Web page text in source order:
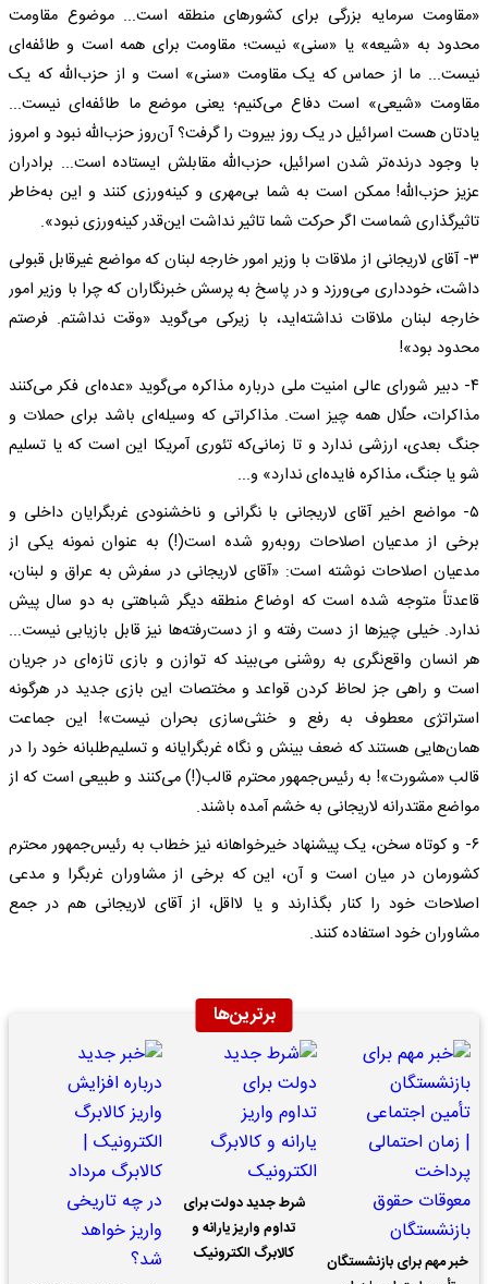
«مقاومت سرمایه بزرگی برای کشورهای منطقه است... موضوع مقاومت
محدود به «شیعه» یا «سنی» نیست؛ مقاومت برای همه است و طائفه‌ای
نیست... ما از حماس که یک مقاومت «سنی» است و از حزب‌الله که یک
مقاومت «شیعی» است دفاع می‌کنیم؛ یعنی موضع ما طائفه‌ای نیست...
یادتان هست اسرائیل در یک روز بیروت را گرفت؟ آن‌روز حزب‌الله نبود و امروز
با وجود درنده‌تر شدن اسرائیل، حزب‌الله مقابلش ایستاده است... برادران
عزیز حزب‌الله! ممکن است به شما بی‌مهری و کینه‌ورزی کنند و این به‌خاطر
تاثیرگذاری شماست اگر حرکت شما تاثیر نداشت این‌قدر کینه‌ورزی نبود».
۳- آقای لاریجانی از ملاقات با وزیر امور خارجه لبنان که مواضع غیر‌قابل قبولی
داشت، خودداری می‌ورزد و در پاسخ به پرسش خبرنگاران که چرا با وزیر امور
خارجه لبنان ملاقات نداشته‌اید، با زیرکی می‌گوید «‌وقت نداشتم. فرصتم
محدود بود»!
۴- دبیر شورای عالی امنیت ملی در‌باره مذاکره می‌گوید «‌عده‌ای فکر می‌کنند
مذاکرات، حلّال همه چیز است. مذاکراتی که وسیله‌ای باشد برای حملات و
جنگ بعدی، ارزشی ندارد و تا زمانی‌که تئوری آمریکا این است که یا تسلیم
شو یا جنگ، مذاکره فایده‌ای ندارد‌» و‌...
۵- مواضع اخیر آقای لاریجانی با نگرانی و ناخشنودی غربگرایان داخلی و
برخی از مدعیان اصلاحات رو‌به‌رو شده است‌(!) به عنوان نمونه یکی از
مدعیان اصلاحات نوشته است: «‌آقای لاریجانی در سفرش به عراق و لبنان،
قاعدتاً متوجه شده است که اوضاع منطقه دیگر شباهتی به دو سال پیش
ندارد. خیلی چیزها از دست رفته و از دست‌رفته‌ها نیز قابل بازیابی نیست‌...
هر انسان واقع‌نگری به روشنی می‌بیند که توازن و بازی تازه‌ای در جریان
است و راهی جز لحاظ کردن قواعد و مختصات این بازی جدید در هرگونه
استراتژی معطوف به رفع و خنثی‌سازی بحران نیست‌»! این جماعت
همان‌هایی هستند که ضعف بینش و نگاه غربگرایانه و تسلیم‌طلبانه خود را در
قالب «مشورت»! به رئیس‌جمهور محترم قالب(!) می‌کنند و طبیعی است که از
مواضع مقتدرانه لاریجانی به خشم آمده باشند.
۶- و کوتاه سخن، یک پیشنهاد خیرخواهانه نیز خطاب به رئیس‌جمهور محترم
کشورمان در میان است و آن، این که برخی از مشاوران غربگرا و مدعی
اصلاحات خود را کنار بگذارند و یا لااقل، از آقای لاریجانی هم در جمع
مشاوران خود استفاده کنند.
برترین‌ها
خبر مهم برای بازنشستگان
شرط جدید دولت برای
تداوم واریز یارانه و
کالابرگ الکترونیک